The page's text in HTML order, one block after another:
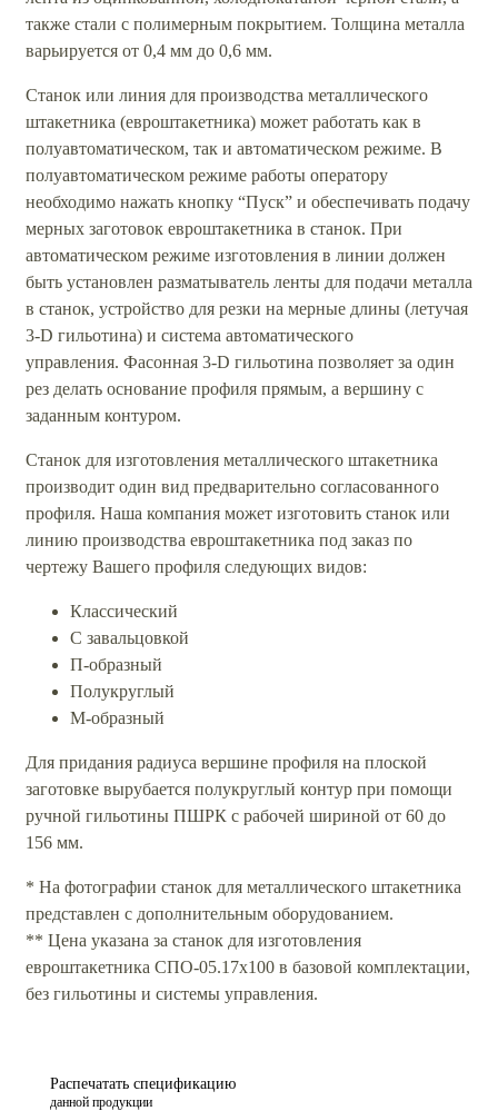
также стали с полимерным покрытием. Толщина металла
варьируется от 0,4 мм до 0,6 мм.
Станок или линия для производства металлического
штакетника (евроштакетника) может работать как в
полуавтоматическом, так и автоматическом режиме. В
полуавтоматическом режиме работы оператору
необходимо нажать кнопку “Пуск” и обеспечивать подачу
мерных заготовок евроштакетника в станок. При
автоматическом режиме изготовления в линии должен
быть установлен разматыватель ленты для подачи металла
в станок, устройство для резки на мерные длины (летучая
3-D гильотина) и система автоматического
управления. Фасонная 3-D гильотина позволяет за один
рез делать основание профиля прямым, а вершину с
заданным контуром.
Станок для изготовления металлического штакетника
производит один вид предварительно согласованного
профиля. Наша компания может изготовить станок или
линию производства евроштакетника под заказ по
чертежу Вашего профиля следующих видов:
Классический
С завальцовкой
П-образный
Полукруглый
М-образный
Для придания радиуса вершине профиля на плоской
заготовке вырубается полукруглый контур при помощи
ручной гильотины ПШРК с рабочей шириной от 60 до
156 мм.
* На фотографии станок для металлического штакетника
представлен с дополнительным оборудованием.
** Цена указана за станок для изготовления
евроштакетника СПО-05.17х100 в базовой комплектации,
без гильотины и системы управления.
Распечатать спецификацию
данной продукции